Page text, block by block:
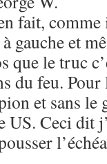
fait,
gauche et
que le truc
du feu.
et sans le
US. Ceci dit